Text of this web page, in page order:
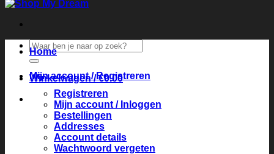
Zoeken
naar:
Winkelwagen /€0.00
Home
Mijn account / Registreren
Registreren
Mijn account / Inloggen
Bestellingen
Addresses
Account details
Wachtwoord vergeten